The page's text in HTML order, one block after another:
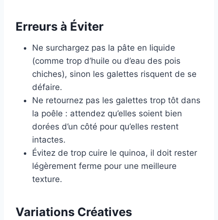
Erreurs à Éviter
Ne surchargez pas la pâte en liquide
(comme trop d’huile ou d’eau des pois
chiches), sinon les galettes risquent de se
défaire.
Ne retournez pas les galettes trop tôt dans
la poêle : attendez qu’elles soient bien
dorées d’un côté pour qu’elles restent
intactes.
Évitez de trop cuire le quinoa, il doit rester
légèrement ferme pour une meilleure
texture.
Variations Créatives